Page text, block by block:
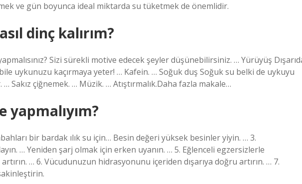
ve gün boyunca ideal miktarda su tüketmek de önemlidir.
dinç kalırım?
Sizi sürekli motive edecek şeyler düşünebilirsiniz. … Yürüyüş
uykunuzu kaçırmaya yeter! … Kafein. … Soğuk duş Soğuk su belki de uykuyu
Sakız çiğnemek. … Müzik. … Atıştırmalık.Daha fazla makale…
yapmalıyım?
bir bardak ılık su için… Besin değeri yüksek besinler yiyin. … 3.
… Yeniden şarj olmak için erken uyanın. … 5. Eğlenceli egzersizlerle
… 6. Vücudunuzun hidrasyonunu içeriden dışarıya doğru artırın. … 7.